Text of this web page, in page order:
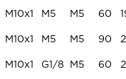
M10x1 M5 M5 60
M10x1 M5 M5 90
M10x1 G1/8 M5 60